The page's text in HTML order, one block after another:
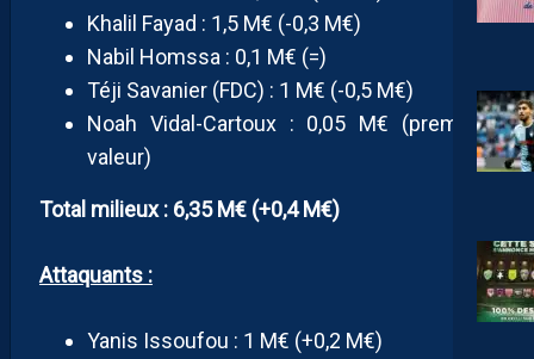
Khalil Fayad : 1,5 M€ (-0,3 M€)
Nabil Homssa : 0,1 M€ (=)
Téji Savanier (FDC) : 1 M€ (-0,5 M€)
Noah Vidal-Cartoux : 0,05 M€ (première
valeur)
Total milieux : 6,35 M€ (+0,4 M€)
Attaquants :
Yanis Issoufou : 1 M€ (+0,2 M€)